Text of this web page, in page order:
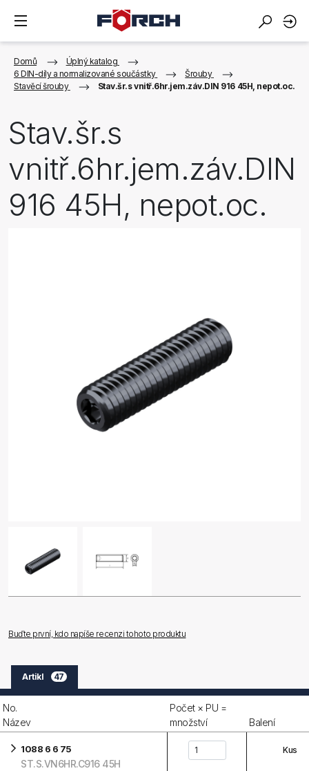
Domů
Úplný katalog
6 DIN-díly a normalizované součástky
Šrouby
Stavěcí šrouby
Stav.šr.s vnitř.6hr.jem.záv.DIN 916 45H, nepot.oc.
Stav.šr.s
vnitř.6hr.jem.záv.DIN
916 45H, nepot.oc.
Buďte první, kdo napíše recenzi tohoto produktu
Artikl 47
No.
Název
Počet × PU =
množství
Balení
1088 6 6 75
ST.S.VN6HR.C916 45H
Kus